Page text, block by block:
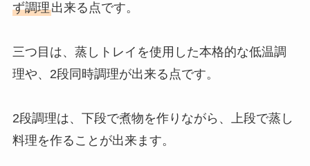
ず調理出来る点です。
三つ目は、蒸しトレイを使用した本格的な低温調
理や、2段同時調理が出来る点です。
2段調理は、下段で煮物を作りながら、上段で蒸し
料理を作ることが出来ます。